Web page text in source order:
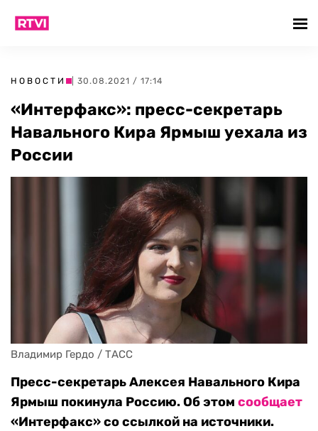
НОВОСТИ | 30.08.2021 / 17:14
«Интерфакс»: пресс-секретарь
Навального Кира Ярмыш уехала из
России
Владимир Гердо / ТАСС
Пресс-секретарь Алексея Навального Кира
Ярмыш покинула Россию. Об этом сообщает
«Интерфакс» со ссылкой на источники.